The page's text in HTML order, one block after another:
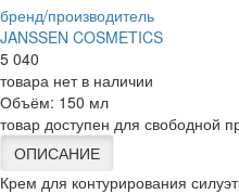
бренд/производитель
JANSSEN COSMETICS
5 040
товара нет в наличии
Объём: 150 мл
товар доступен для свободной
ОПИСАНИЕ
Крем для контурирования